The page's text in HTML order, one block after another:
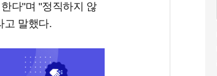
다"며 "정직하지 않
고 말했다.